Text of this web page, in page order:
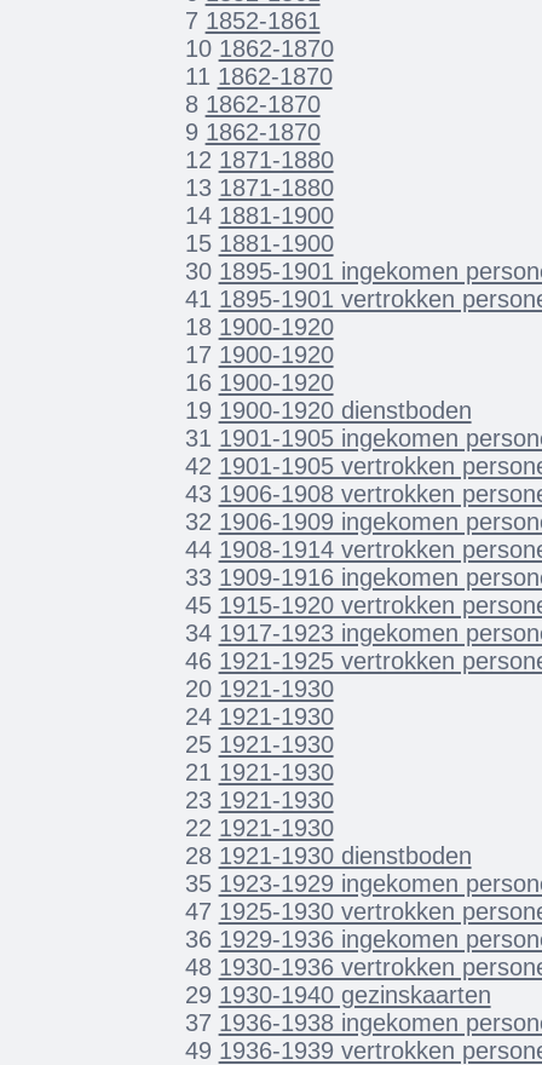
7 1852-1861
10 1862-1870
11 1862-1870
8 1862-1870
9 1862-1870
12 1871-1880
13 1871-1880
14 1881-1900
15 1881-1900
30 1895-1901 ingekomen
41 1895-1901 vertrokken
18 1900-1920
17 1900-1920
16 1900-1920
19 1900-1920 dienstboden
31 1901-1905 ingekomen
42 1901-1905 vertrokken
43 1906-1908 vertrokken
32 1906-1909 ingekomen
44 1908-1914 vertrokken
33 1909-1916 ingekomen
45 1915-1920 vertrokken
34 1917-1923 ingekomen
46 1921-1925 vertrokken
20 1921-1930
24 1921-1930
25 1921-1930
21 1921-1930
23 1921-1930
22 1921-1930
28 1921-1930 dienstboden
35 1923-1929 ingekomen
47 1925-1930 vertrokken
36 1929-1936 ingekomen
48 1930-1936 vertrokken
29 1930-1940 gezinskaarten
37 1936-1938 ingekomen
49 1936-1939 vertrokken